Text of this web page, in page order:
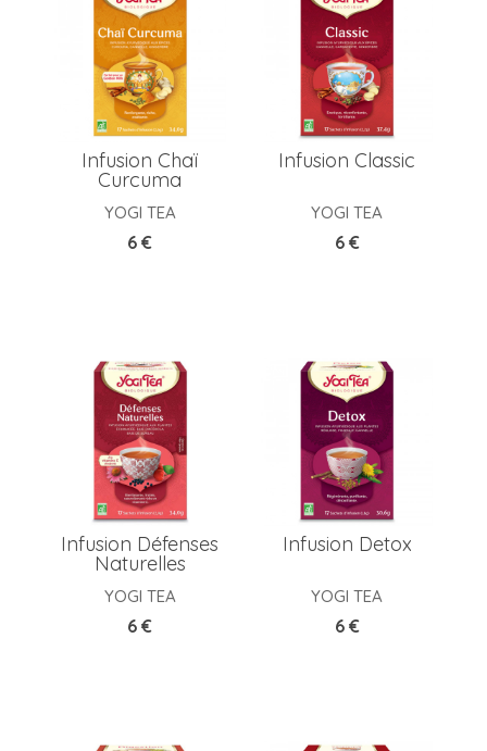
Infusion Chaï
Curcuma
YOGI TEA
Prix
6 €
Infusion Classic
YOGI TEA
Prix
6 €
Infusion Défenses
Naturelles
YOGI TEA
Prix
6 €
Infusion Detox
YOGI TEA
Prix
6 €